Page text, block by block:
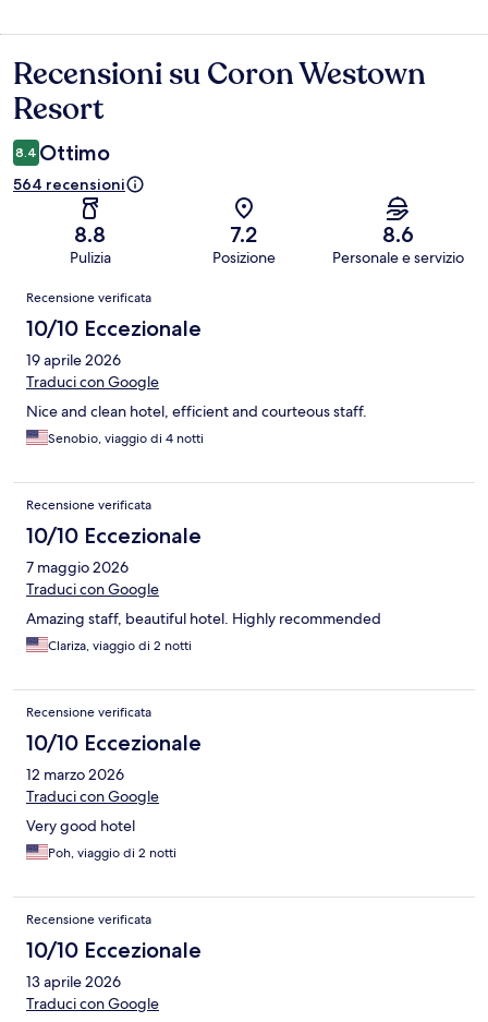
Recensioni
Recensioni su Coron Westown
Resort
8.4 Ottimo
564 recensioni
8.8
Pulizia
7.2
Posizione
8.6
Personale e servizio
Recensioni
Recensione verificata
10/10 Eccezionale
19 aprile 2026
Traduci con Google
Nice and clean hotel, efficient and courteous staff.
Senobio, viaggio di 4 notti
Recensione verificata
10/10 Eccezionale
7 maggio 2026
Traduci con Google
Amazing staff, beautiful hotel. Highly recommended
Clariza, viaggio di 2 notti
Recensione verificata
10/10 Eccezionale
12 marzo 2026
Traduci con Google
Very good hotel
Poh, viaggio di 2 notti
Recensione verificata
10/10 Eccezionale
13 aprile 2026
Traduci con Google